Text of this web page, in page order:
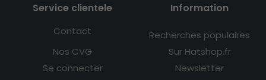
Service clientele
Contact
Nos CVG
Se connecter
Information
Recherches populaires
Sur Hatshop.fr
Newsletter